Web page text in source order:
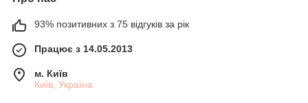
93% позитивних з 75 відгуків за рік
Працює з 14.05.2013
м. Київ
Київ, Україна